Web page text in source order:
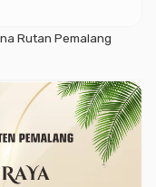
Rutan Pemalang